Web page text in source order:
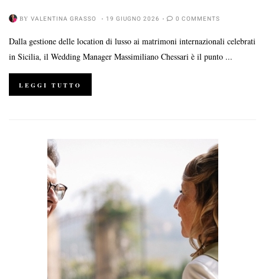
BY VALENTINA GRASSO 19 GIUGNO 2026 0 COMMENTS
Dalla gestione delle location di lusso ai matrimoni internazionali celebrati
in Sicilia, il Wedding Manager Massimiliano Chessari è il punto ...
LEGGI TUTTO